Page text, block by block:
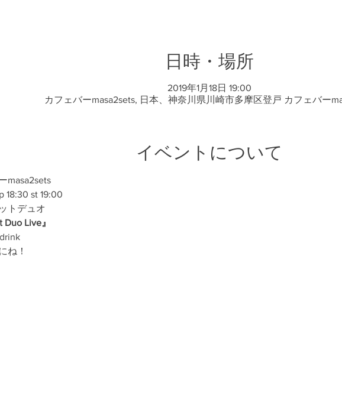
日時・場所
2019年1月18日 19:00
カフェバーmasa2sets, 日本、神奈川県川崎市多摩区登戸 カフェバー
イベントについて
masa2sets
18:30 st 19:00
トデュオ
Duo Live』
ね！